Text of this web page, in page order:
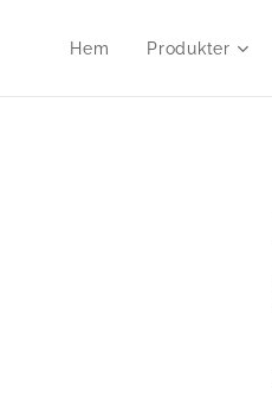
Hem Produkter